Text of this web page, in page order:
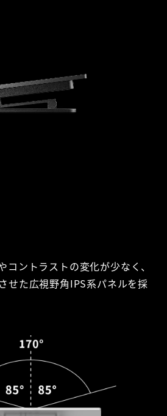
コントラストの変化が少なく、
せた広視野角IPS系パネルを採